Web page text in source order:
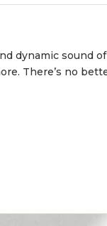
dynamic sound
There’s no